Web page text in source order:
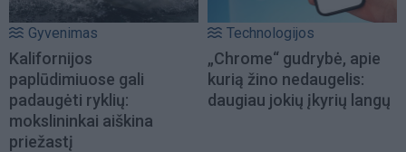
Gyvenimas
Kalifornijos
paplūdimiuose gali
padaugėti ryklių:
mokslininkai aiškina
priežastį
Technologijos
„Chrome“ gudrybė, apie
kurią žino nedaugelis:
daugiau jokių įkyrių langų